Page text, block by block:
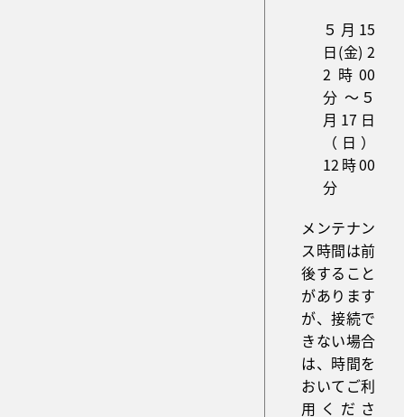
５月15
日(金) 2
2時00
分 ～５
月17日
（日）
12時00
分
メンテナン
ス時間は前
後すること
があります
が、接続で
きない場合
は、時間を
おいてご利
用くださ